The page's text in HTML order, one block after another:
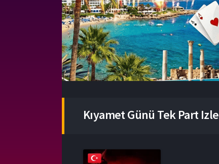
Kıyamet Günü Tek Part Izle